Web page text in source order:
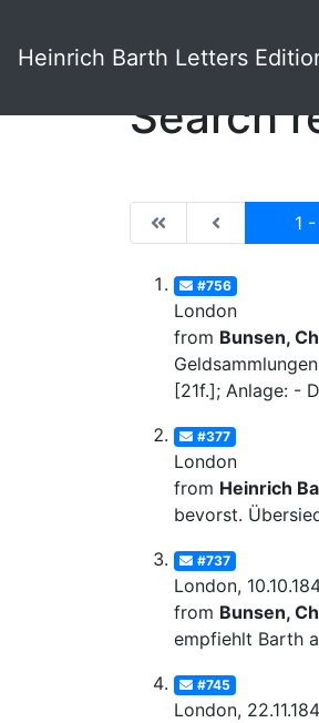
Heinrich Barth Letters
Search
|de:Erste 1
#756
London
from Bunsen,
[21f.]; Anlage: -
#377
London
from Heinrich
bevorst.
#737
London,
from Bunsen,
empfiehlt Barth
#745
London,